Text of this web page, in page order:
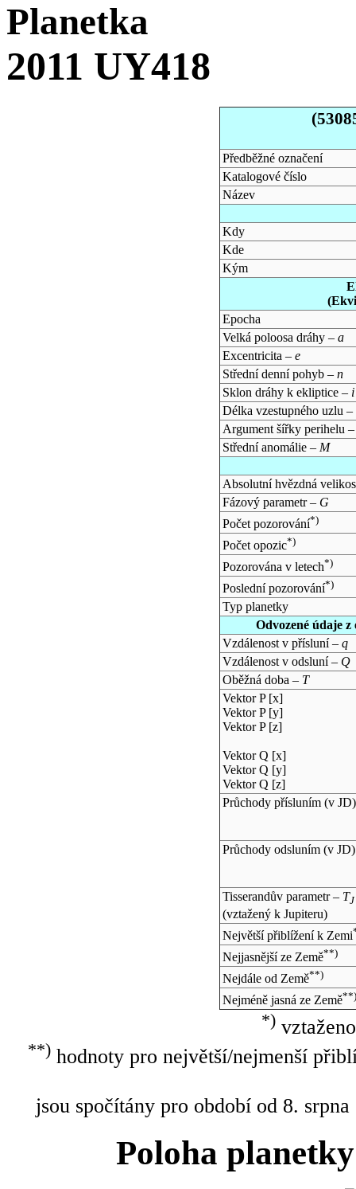
Planetka
2011 UY418
Předběžné označení
Katalogové číslo
Název
Kdy
Kde
Kým
Epocha
Velká poloosa dráhy – a
Excentricita – e
Střední denní pohyb – n
Sklon dráhy k ekliptice – i
Délka vzestupného uzlu –
Argument šířky perihelu
Střední anomálie – M
Absolutní hvězdná
Fázový parametr – G
Počet pozorování*)
Počet opozic*)
Pozorována v letech*)
Poslední pozorování*)
Typ planetky
Odvozené údaje
Vzdálenost v přísluní – q
Vzdálenost v odsluní – Q
Oběžná doba – T
Vektor P [x]
Vektor P [y]
Vektor P [z]
Vektor Q [x]
Vektor Q [y]
Vektor Q [z]
Průchody přísluním (v JD)
Průchody odsluním (v JD)
Tisserandův parametr – TJ
(vztažený k Jupiteru)
Největší přiblížení k Zemi
Nejjasnější ze Země**)
Nejdále od Země**)
Nejméně jasná ze Země**)
*)
**)hodnoty pro největší/nejmenší
jsou spočítány pro období od 8.
Poloha